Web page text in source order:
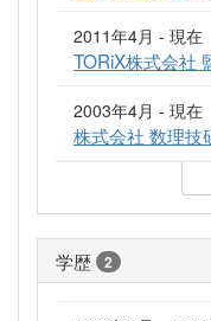
2011年4月 - 現在
TORiX株式会社
2003年4月 - 現在
株式会社 数理技
学歴 2